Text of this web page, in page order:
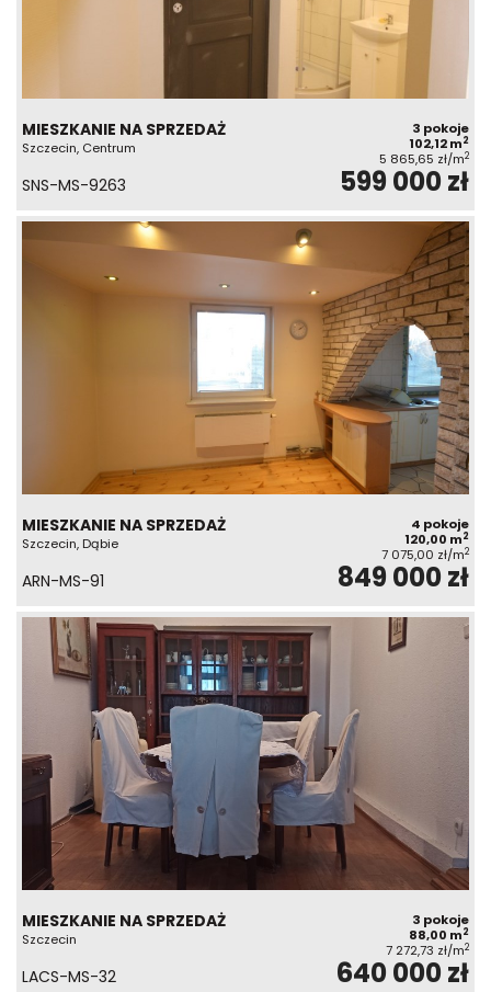
MIESZKANIE NA SPRZEDAŻ
Szczecin, Centrum
3 pokoje
102,12 m2
5 865,65 zł/m2
SNS-MS-9263 599 000 zł
MIESZKANIE NA SPRZEDAŻ
Szczecin, Dąbie
4 pokoje
120,00 m2
7 075,00 zł/m2
ARN-MS-91 849 000 zł
MIESZKANIE NA SPRZEDAŻ
Szczecin
3 pokoje
88,00 m2
7 272,73 zł/m2
LACS-MS-32 640 000 zł